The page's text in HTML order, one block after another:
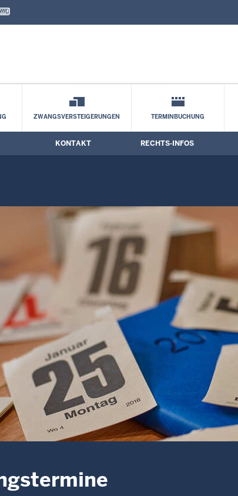
Kontaktformular
ZWANGSVERSTEIGERUNGEN TERMINBUCHUNG
KONTAKT RECHTS-INFOS